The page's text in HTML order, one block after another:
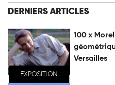
DERNIERS ARTICLES
EXPOSITION
100 x
Versailles